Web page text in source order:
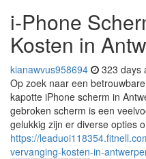
i-Phone
Kosten in
kianawvus958694 323 days
Op zoek naar een
kapotte iPhone scherm in
gebroken scherm is een
gelukkig zijn er diverse opties
https://
vervanging-kosten-in-